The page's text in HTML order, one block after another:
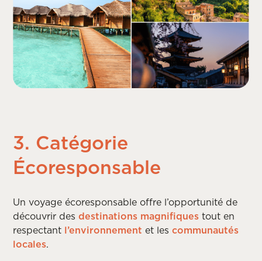
3. Catégorie
Écoresponsable
Un voyage écoresponsable offre l’opportunité de
découvrir desdestinations magnifiques tout en
respectant l’environnement et les communautés
locales.